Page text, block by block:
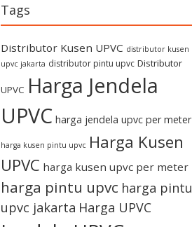
Tags
Distributor Kusen UPVC distributor kusen
upvc jakarta distributor pintu upvc Distributor
UPVC Harga Jendela
UPVC harga jendela upvc per meter
harga kusen pintu upvc Harga Kusen
UPVC harga kusen upvc per meter
harga pintu upvc harga pintu
upvc jakarta Harga UPVC